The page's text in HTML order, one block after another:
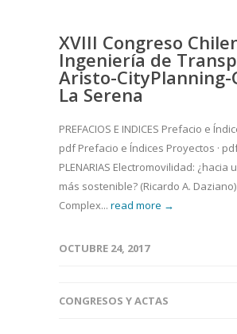
XVIII Congreso
Ingeniería de
Aristo-CityPlanning-
La Serena
PREFACIOS E INDICES Prefacio e
pdf Prefacio e Índices Proyectos · pdf
PLENARIAS Electromovilidad: ¿hacia
más sostenible? (Ricardo A. Daziano)
Complex... read more →
OCTUBRE 24, 2017
CONGRESOS Y ACTAS